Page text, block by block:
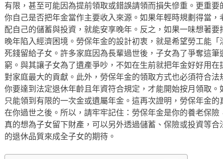
有限，甚至可能因為提前領取或錯誤請領而損失慘重。更重
你自己是否把年金當作主要收入來源。如果年輕時規劃得當
配自己的儲蓄與投資，就能安享晚年。反之，如果一味想著
晚年陷入經濟困境。勞保年金的設計初衷，就是希望勞工能
死錢留給子女。許多家庭因為長輩過世後，子女為了爭奪這
窮。與其讓子女為了遺產爭吵，不如在生前就把年金好好用
對家庭最大的貢獻。此外，勞保年金的領取方式也必須符合
你要達到法定退休年齡且年資符合規定，才能開始按月領取
只能領到有限的一次金或遺屬年金。這再次證明，勞保年金
在你過世之後。所以，請牢牢記住：勞保年金是你的養老保
真的想為子女留下財產，可以另外透過儲蓄、保險或投資等
的退休品質來成全子女的期待。